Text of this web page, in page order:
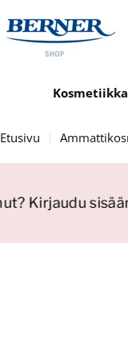
sisältöön
Kosmetiikka
Etusivu
Kirjaudu